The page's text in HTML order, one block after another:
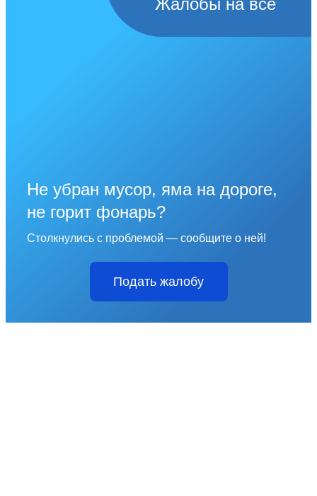
Не убран мусор, яма на дороге,
не горит фонарь?
Столкнулись с проблемой — сообщите о ней!
Подать жалобу